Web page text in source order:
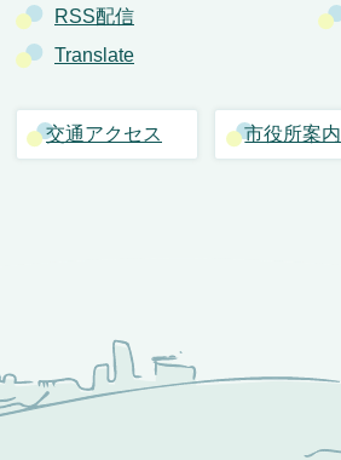
RSS配信
Translate
交通アクセス 市役所案内